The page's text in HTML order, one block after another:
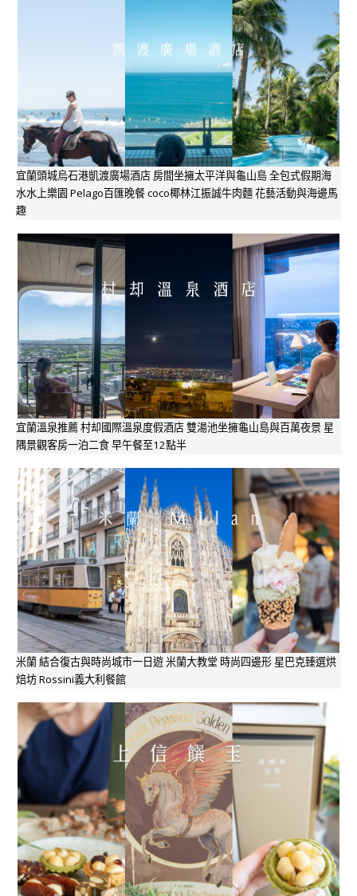
宜蘭頭城烏石港凱渡廣場酒店 房間坐擁太平洋與龜山島 全包式假期海
水水上樂園 Pelago百匯晚餐 coco椰林江振誠牛肉麵 花藝活動與海邊馬
趣
宜蘭溫泉推薦 村却國際溫泉度假酒店 雙湯池坐擁龜山島與百萬夜景 星
隅景觀客房一泊二食 早午餐至12點半
米蘭 結合復古與時尚城市一日遊 米蘭大教堂 時尚四邊形 星巴克臻選烘
焙坊 Rossini義大利餐館